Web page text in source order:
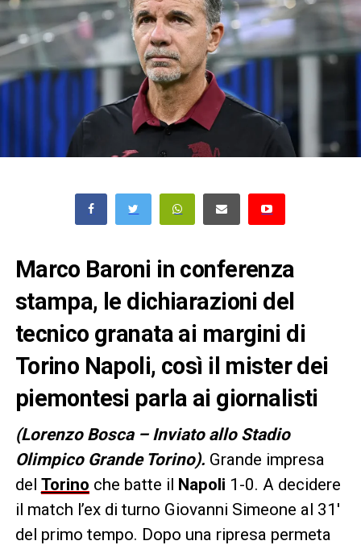
Marco Baroni in conferenza
stampa, le dichiarazioni del
tecnico granata ai margini di
Torino Napoli, così il mister dei
piemontesi parla ai giornalisti
(Lorenzo Bosca – Inviato allo Stadio
Olimpico Grande Torino). Grande impresa
del Torino che batte il Napoli 1-0. A decidere
il match l’ex di turno Giovanni Simeone al 31′
del primo tempo. Dopo una ripresa permeta